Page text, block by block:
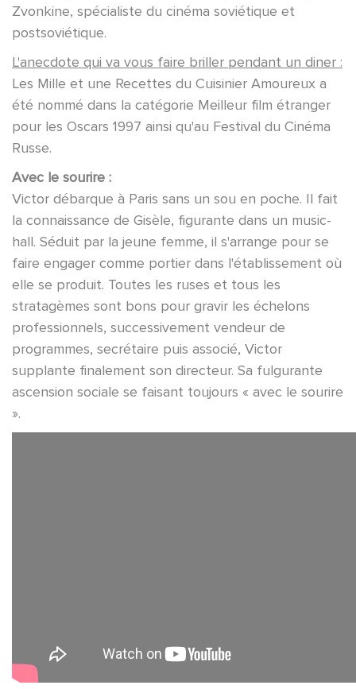
Zvonkine, spécialiste du cinéma soviétique et
postsoviétique.
L'anecdote qui va vous faire briller pendant un diner :
Les Mille et une Recettes du Cuisinier Amoureux a
été nommé dans la catégorie Meilleur film étranger
pour les Oscars 1997 ainsi qu'au Festival du Cinéma
Russe.
Avec le sourire :
Victor débarque à Paris sans un sou en poche. Il fait
la connaissance de Gisèle, figurante dans un music-
hall. Séduit par la jeune femme, il s'arrange pour se
faire engager comme portier dans l'établissement où
elle se produit. Toutes les ruses et tous les
stratagèmes sont bons pour gravir les échelons
professionnels, successivement vendeur de
programmes, secrétaire puis associé, Victor
supplante finalement son directeur. Sa fulgurante
ascension sociale se faisant toujours « avec le sourire
».